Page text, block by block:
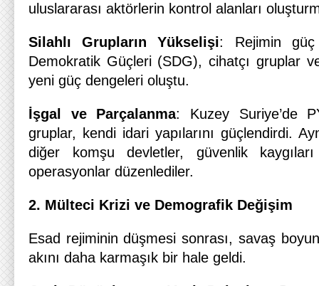
uluslararası aktörlerin kontrol alanları
Silahlı Grupların Yükselişi: Rejimin güç
Demokratik Güçleri (SDG), cihatçı gruplar
yeni güç dengeleri oluştu.
İşgal ve Parçalanma: Kuzey Suriye’de
gruplar, kendi idari yapılarını güçlendirdi.
diğer komşu devletler, güvenlik
operasyonlar düzenlediler.
2. Mülteci Krizi ve Demografik Değişim
Esad rejiminin düşmesi sonrası, savaş
akını daha karmaşık bir hale geldi.